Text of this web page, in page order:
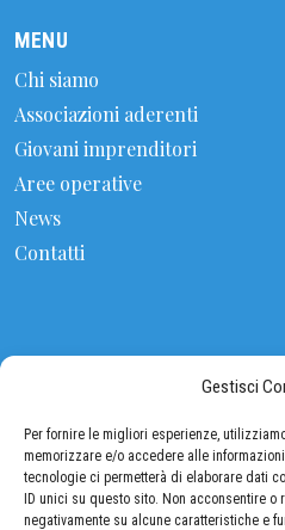
Gestisci
Per fornire le migliori esperienze,
memorizzare e/o accedere alle
tecnologie ci permetterà di elaborare dati
ID unici su questo sito. Non acconsentire
negativamente su alcune caratteristiche e
MENU
Chi siamo
Associazioni aderenti
Giovani imprenditori
Aree operative
News
Contatti
Viale Pasteur 10, 00144 ROMA (Eur)
Tel: 06 5903380 / 06 5903534